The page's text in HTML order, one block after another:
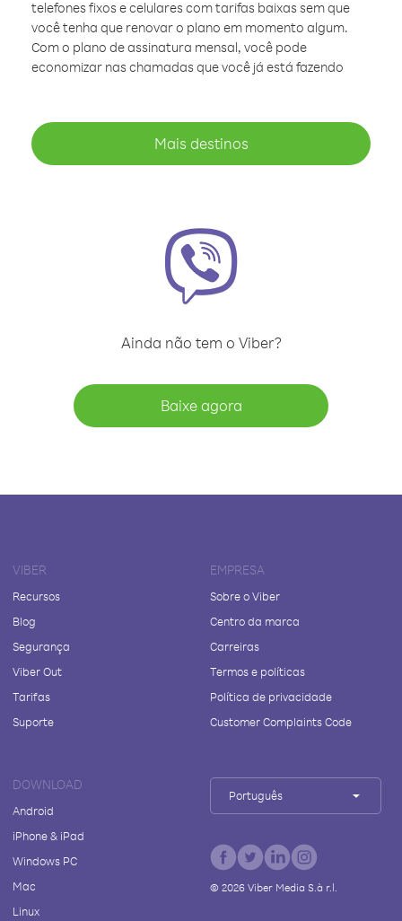
telefones fixos e celulares com tarifas baixas sem que
você tenha que renovar o plano em momento algum.
Com o plano de assinatura mensal, você pode
economizar nas chamadas que você já está fazendo
Mais destinos
Ainda não tem o Viber?
Baixe agora
VIBER
Recursos
Blog
Segurança
Viber Out
Tarifas
Suporte
EMPRESA
Sobre o Viber
Centro da marca
Carreiras
Termos e políticas
Política de privacidade
Customer Complaints Code
DOWNLOAD
Android
iPhone & iPad
Windows PC
Mac
Linux
Português
© 2026Viber Media S.à r.l.